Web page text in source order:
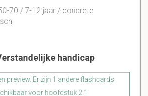
70 / 7-12 jaar / concrete
handicap
preview. Er zijn 1 andere flashcards
voor hoofdstuk 2.1